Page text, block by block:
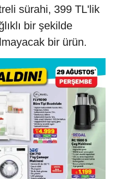
sürahi, 399 TL'lik
bir şekilde
bir ürün.